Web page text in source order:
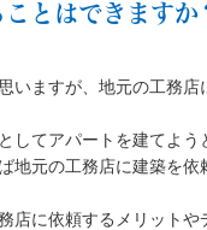
とはできますか
いますが、地元の工務店
してアパートを建てよう
地元の工務店に建築を
店に依頼するメリットや